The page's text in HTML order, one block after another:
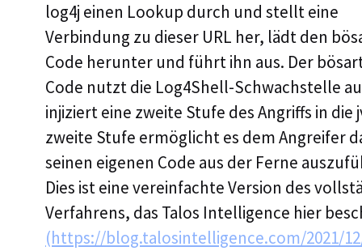
log4j einen Lookup durch und stellt eine
Verbindung zu dieser URL her, lädt den
Code herunter und führt ihn aus. Der
Code nutzt die Log4Shell-Schwachstelle
injiziert eine zweite Stufe des Angriffs in die
zweite Stufe ermöglicht es dem Angreifer
seinen eigenen Code aus der Ferne
Dies ist eine vereinfachte Version des
Verfahrens, das Talos Intelligence hier
(https://blog.talosintelligence.com/2021/